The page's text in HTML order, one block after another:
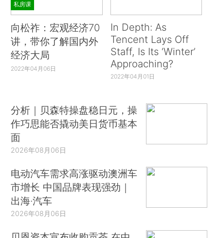
私房课
向松祚：宏观经济70
讲，带你了解国内外
经济大局
2022年04月06日
In Depth: As
Tencent Lays Off
Staff, Is Its ‘Winter’
Approaching?
2022年04月01日
分析｜贝森特操盘稳日元，操
作巧思能否撬动美日货币基本
面
2026年08月06日
电动汽车需求高涨驱动澳洲车
市增长 中国品牌表现强劲｜
出海·汽车
2026年08月06日